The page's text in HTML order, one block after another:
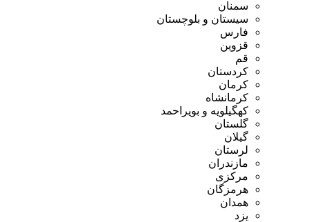
سمنان
سیستان و بلوچستان
فارس
قزوین
قم
کردستان
کرمان
کرمانشاه
کهگیلویه و بویراحمد
گلستان
گیلان
لرستان
مازندران
مرکزی
هرمزگان
همدان
یزد